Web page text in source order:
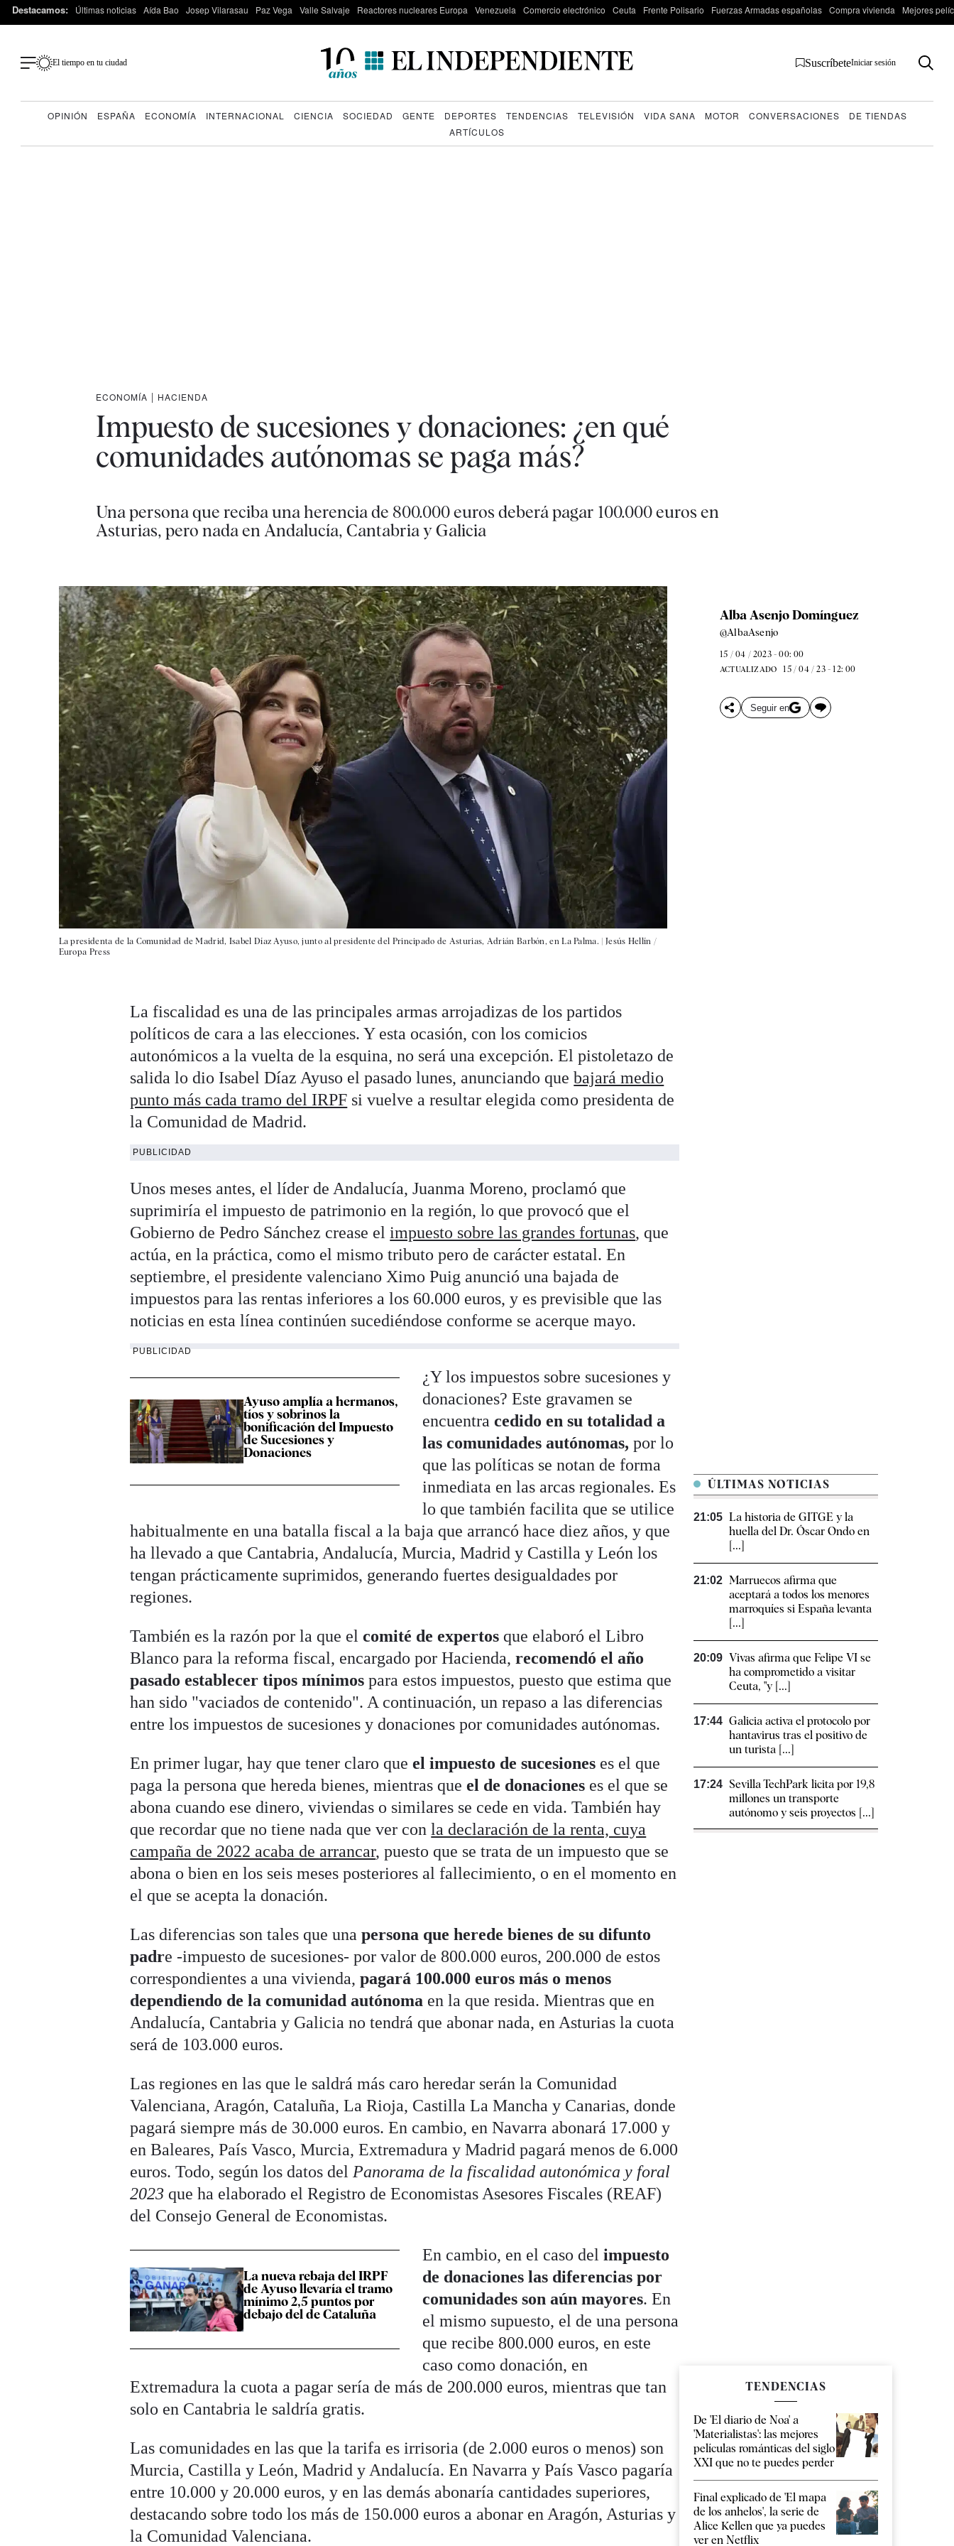
Destacamos: Últimas noticias Aída Bao Josep Vilarasau Paz Vega Valle Salvaje Reactores nucleares Europa Venezuela Comercio electrónico Ceuta Frente Polisario Fuerzas Armadas españolas Compra vivienda Mejores
El tiempo en tu ciudad SuscríbeteIniciar sesión
OPINIÓN ESPAÑA ECONOMÍA INTERNACIONAL CIENCIA SOCIEDAD GENTE DEPORTES TENDENCIAS TELEVISIÓN VIDA SANA MOTOR CONVERSACIONES
DE TIENDAS
ARTÍCULOS
ECONOMÍA | HACIENDA
Impuesto de sucesiones y donaciones: ¿en qué
comunidades autónomas se paga más?
Una persona que reciba una herencia de 800.000 euros deberá pagar 100.000 euros en
Asturias, pero nada en Andalucía, Cantabria y Galicia
La presidenta de la Comunidad de Madrid, Isabel Díaz Ayuso, junto al presidente del Principado de Asturias, Adrián Barbón, en La Palma. | Jesús Hellín /
Europa Press
Alba Asenjo Domínguez
@AlbaAsenjo
15 / 04 / 2023 - 00: 00
ACTUALIZADO 15 / 04 / 23 - 12: 00
Seguir en
La fiscalidad es una de las principales armas arrojadizas de los partidos
políticos de cara a las elecciones. Y esta ocasión, con los comicios
autonómicos a la vuelta de la esquina, no será una excepción. El pistoletazo de
salida lo dio Isabel Díaz Ayuso el pasado lunes, anunciando quebajará medio
punto más cada tramo del IRPF si vuelve a resultar elegida como presidenta de
la Comunidad de Madrid.
PUBLICIDAD
Unos meses antes, el líder de Andalucía, Juanma Moreno, proclamó que
suprimiría el impuesto de patrimonio en la región, lo que provocó que el
Gobierno de Pedro Sánchez crease el impuesto sobre las grandes fortunas, que
actúa, en la práctica, como el mismo tributo pero de carácter estatal. En
septiembre, el presidente valenciano Ximo Puig anunció una bajada de
impuestos para las rentas inferiores a los 60.000 euros, y es previsible que las
noticias en esta línea continúen sucediéndose conforme se acerque mayo.
PUBLICIDAD
Ayuso amplía a hermanos,
tíos y sobrinos la
bonificación del Impuesto
de Sucesiones y
Donaciones
¿Y los impuestos sobre sucesiones y
donaciones? Este gravamen se
encuentracedido en su totalidad a
las comunidades autónomas, por lo
que las políticas se notan de forma
inmediata en las arcas regionales. Es
lo que también facilita que se utilice
habitualmente en una batalla fiscal a la baja que arrancó hace diez años, y que
ha llevado a que Cantabria, Andalucía, Murcia, Madrid y Castilla y León los
tengan prácticamente suprimidos, generando fuertes desigualdades por
regiones.
También es la razón por la que elcomité de expertosque elaboró el Libro
Blanco para la reforma fiscal, encargado por Hacienda,recomendó el año
pasado establecer tipos mínimospara estos impuestos, puesto que estima que
han sido "vaciados de contenido". A continuación, un repaso a las diferencias
entre los impuestos de sucesiones y donaciones por comunidades autónomas.
En primer lugar, hay que tener claro queel impuesto de sucesiones es el que
paga la persona que hereda bienes, mientras que el de donaciones es el que se
abona cuando ese dinero, viviendas o similares se cede en vida. También hay
que recordar que no tiene nada que ver conla declaración de la renta, cuya
campaña de 2022 acaba de arrancar, puesto que se trata de un impuesto que se
abona o bien en los seis meses posteriores al fallecimiento, o en el momento en
el que se acepta la donación.
Las diferencias son tales que unapersona que herede bienes de su difunto
padre -impuesto de sucesiones- por valor de 800.000 euros, 200.000 de estos
correspondientes a una vivienda, pagará 100.000 euros más o menos
dependiendo de la comunidad autónoma en la que resida. Mientras que en
Andalucía, Cantabria y Galicia no tendrá que abonar nada, en Asturias la cuota
será de 103.000 euros.
Las regiones en las que le saldrá más caro heredar serán la Comunidad
Valenciana, Aragón, Cataluña, La Rioja, Castilla La Mancha y Canarias, donde
pagará siempre más de 30.000 euros. En cambio, en Navarra abonará 17.000 y
en Baleares, País Vasco, Murcia, Extremadura y Madrid pagará menos de 6.000
euros. Todo, según los datos del Panorama de la fiscalidad autonómica y foral
2023que ha elaborado el Registro de Economistas Asesores Fiscales (REAF)
del Consejo General de Economistas.
La nueva rebaja del IRPF
de Ayuso llevaría el tramo
mínimo 2,5 puntos por
debajo del de Cataluña
En cambio, en el caso delimpuesto
de donaciones las diferencias por
comunidades son aún mayores. En
el mismo supuesto, el de una persona
que recibe 800.000 euros, en este
caso como donación, en
Extremadura la cuota a pagar sería de más de 200.000 euros, mientras que tan
solo en Cantabria le saldría gratis.
Las comunidades en las que la tarifa es irrisoria (de 2.000 euros o menos) son
Murcia, Castilla y León, Madrid y Andalucía. En Navarra y País Vasco pagaría
entre 10.000 y 20.000 euros, y en las demás abonaría cantidades superiores,
destacando sobre todo los más de 150.000 euros a abonar en Aragón, Asturias y
la Comunidad Valenciana.
ÚLTIMAS NOTICIAS
21:05 La historia de GITGE y la
huella del Dr. Óscar Ondo en
[...]
21:02 Marruecos afirma que
aceptará a todos los menores
marroquíes si España levanta
[...]
20:09 Vivas afirma que Felipe VI se
ha comprometido a visitar
Ceuta, "y [...]
17:44 Galicia activa el protocolo por
hantavirus tras el positivo de
un turista [...]
17:24 Sevilla TechPark licita por 19,8
millones un transporte
autónomo y seis proyectos [...]
TENDENCIAS
De 'El diario de Noa' a
'Materialistas': las mejores
películas románticas del siglo
XXI que no te puedes perder
Final explicado de 'El mapa
de los anhelos', la serie de
Alice Kellen que ya puedes
ver en Netflix